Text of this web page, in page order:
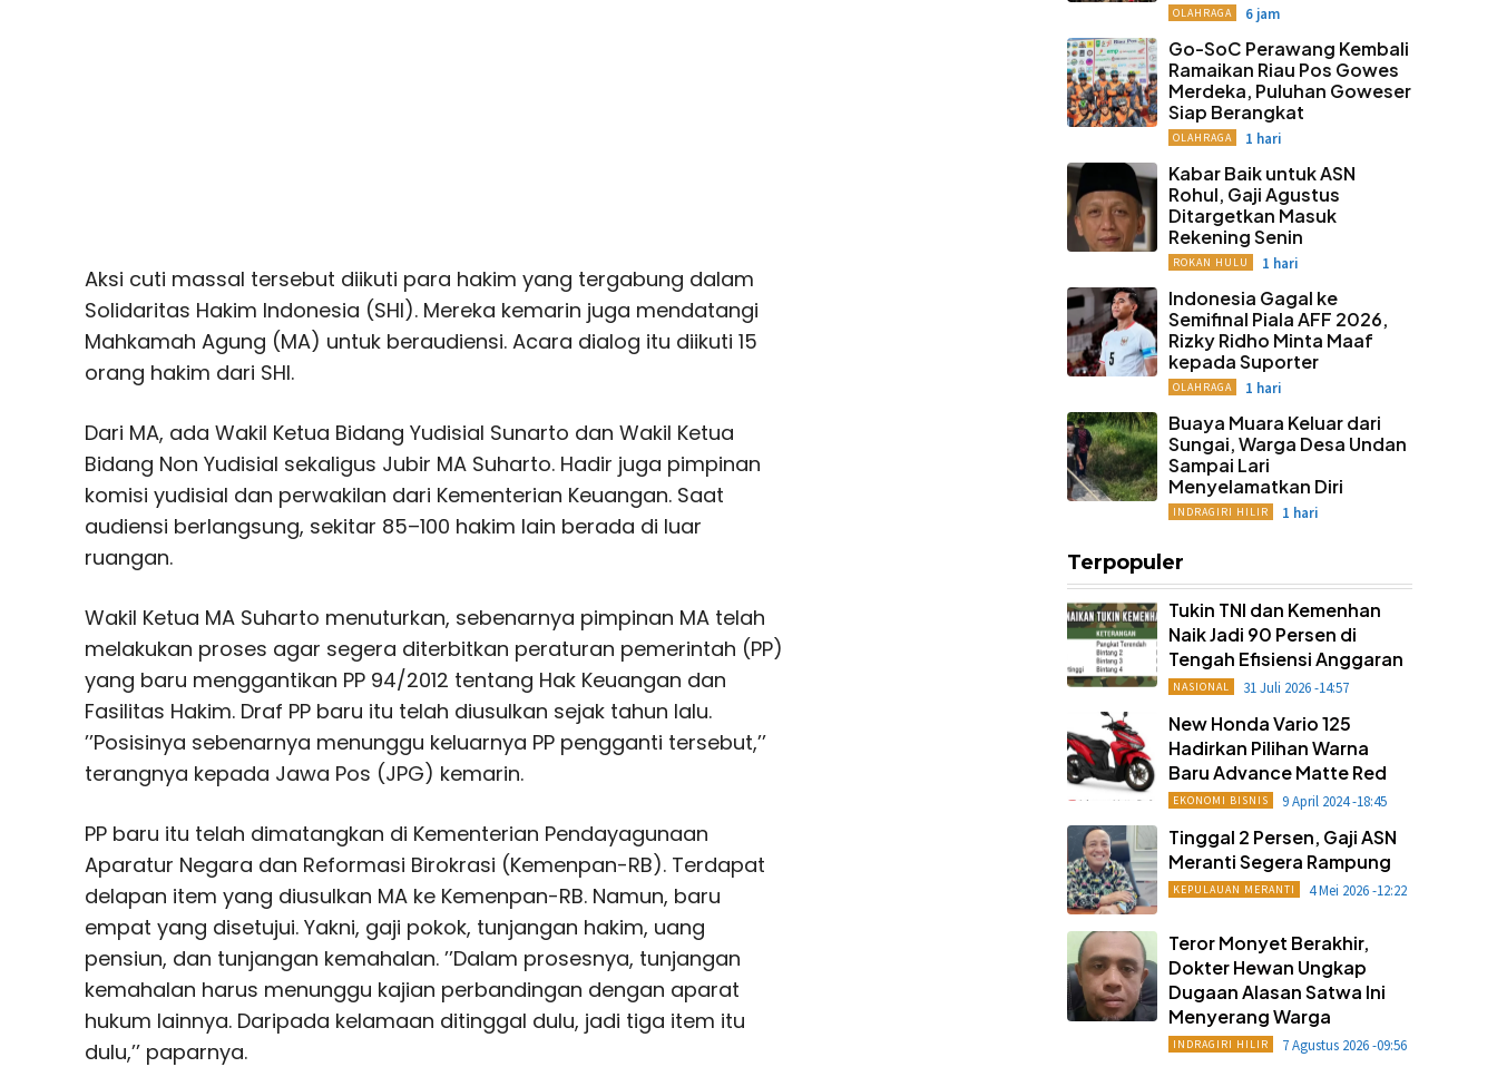
Aksi cuti massal tersebut diikuti para hakim yang tergabung dalam
Solidaritas Hakim Indonesia (SHI). Mereka kemarin juga mendatangi
Mahkamah Agung (MA) untuk beraudiensi. Acara dialog itu diikuti 15
orang hakim dari SHI.
Dari MA, ada Wakil Ketua Bidang Yudisial Sunarto dan Wakil Ketua
Bidang Non Yudisial sekaligus Jubir MA Suharto. Hadir juga pimpinan
komisi yudisial dan perwakilan dari Kementerian Keuangan. Saat
audiensi berlangsung, sekitar 85–100 hakim lain berada di luar
ruangan.
Wakil Ketua MA Suharto menuturkan, sebenarnya pimpinan MA telah
melakukan proses agar segera diterbitkan peraturan pemerintah (PP)
yang baru menggantikan PP 94/2012 tentang Hak Keuangan dan
Fasilitas Hakim. Draf PP baru itu telah diusulkan sejak tahun lalu.
’’Posisinya sebenarnya menunggu keluarnya PP pengganti tersebut,’’
terangnya kepada Jawa Pos (JPG) kemarin.
PP baru itu telah dimatangkan di Kementerian Pendayagunaan
Aparatur Negara dan Reformasi Birokrasi (Kemenpan-RB). Terdapat
delapan item yang diusulkan MA ke Kemenpan-RB. Namun, baru
empat yang disetujui. Yakni, gaji pokok, tunjangan hakim, uang
pensiun, dan tunjangan kemahalan. ’’Dalam prosesnya, tunjangan
kemahalan harus menunggu kajian perbandingan dengan aparat
hukum lainnya. Daripada kelamaan ditinggal dulu, jadi tiga item itu
dulu,’’ paparnya.
OLAHRAGA 6 jam
Go-SoC Perawang Kembali
Ramaikan Riau Pos Gowes
Merdeka, Puluhan Goweser
Siap Berangkat
OLAHRAGA 1 hari
Kabar Baik untuk ASN
Rohul, Gaji Agustus
Ditargetkan Masuk
Rekening Senin
ROKAN HULU 1 hari
Indonesia Gagal ke
Semifinal Piala AFF 2026,
Rizky Ridho Minta Maaf
kepada Suporter
OLAHRAGA 1 hari
Buaya Muara Keluar dari
Sungai, Warga Desa Undan
Sampai Lari
Menyelamatkan Diri
INDRAGIRI HILIR 1 hari
Terpopuler
Tukin TNI dan Kemenhan
Naik Jadi 90 Persen di
Tengah Efisiensi Anggaran
NASIONAL 31 Juli 2026 -14:57
New Honda Vario 125
Hadirkan Pilihan Warna
Baru Advance Matte Red
EKONOMI BISNIS 9 April 2024 -18:45
Tinggal 2 Persen, Gaji ASN
Meranti Segera Rampung
KEPULAUAN MERANTI 4 Mei 2026 -12:22
Teror Monyet Berakhir,
Dokter Hewan Ungkap
Dugaan Alasan Satwa Ini
Menyerang Warga
INDRAGIRI HILIR 7 Agustus 2026 -09:56